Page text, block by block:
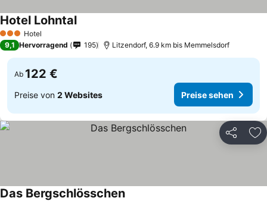
3 SterneHotel
Hotel Lohntal
9,1 Hervorragend 195 Litzendorf, 6.9 km bis Memmelsdorf
Ab 122 €
Preise von 2 Websites Preise sehen
Teilen
Das Bergschlösschen